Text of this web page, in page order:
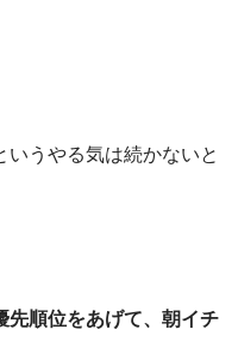
うやる気は続かないと
先順位をあげて、朝イチ